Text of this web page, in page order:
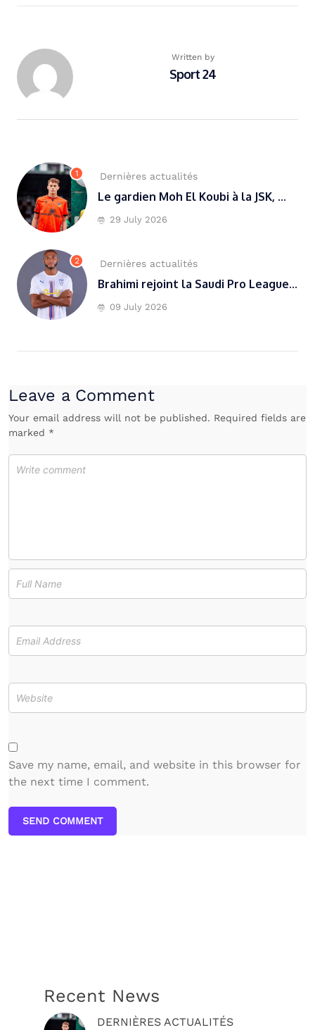
Written by
Sport 24
1 Dernières actualités
Le gardien Moh El Koubi à la JSK, ...
29 July 2026
2 Dernières actualités
Brahimi rejoint la Saudi Pro League...
09 July 2026
Leave a Comment
Your email address will not be published. Required fields are
marked *
Save my name, email, and website in this browser for
the next time I comment.
SEND COMMENT
Recent News
DERNIÈRES ACTUALITÉS